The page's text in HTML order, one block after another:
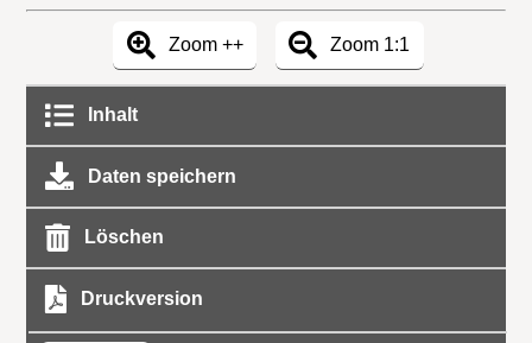
Zoom ++ Zoom 1:1
Inhalt
Daten speichern
Löschen
Druckversion